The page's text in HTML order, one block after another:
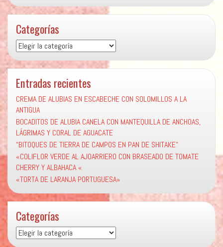
Categorías
Categorías
Entradas recientes
CREMA DE ALUBIAS EN ESCABECHE CON SOLOMILLOS A LA
ANTIGUA
BOCADITOS DE ALUBIA CANELA CON MANTEQUILLA DE ANCHOAS,
LÁGRIMAS Y CORAL DE AGUACATE
“BITOQUES DE TIERRA DE CAMPOS EN PAN DE SHITAKE“
«COLIFLOR VERDE AL AJOARRIERO CON BRASEADO DE TOMATE
CHERRY Y ALBAHACA «
«TORTA DE LARANJA PORTUGUESA»
Categorías
Categorías